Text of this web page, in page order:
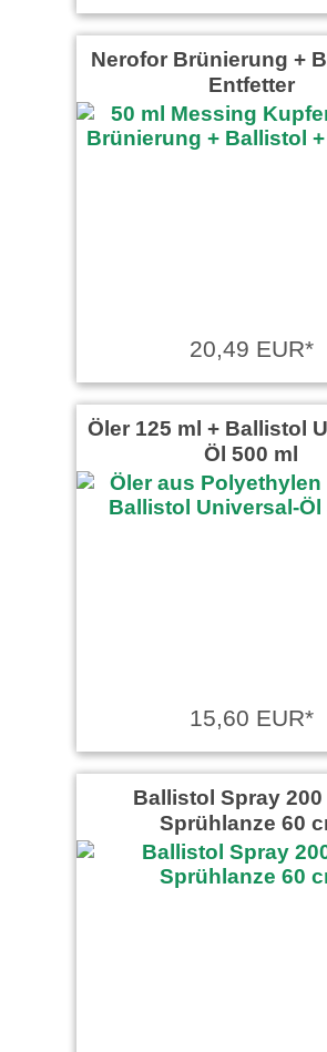
Nerofor Brünierung +
Entfetter
20,49 EUR*
Öler 125 ml + Ballistol
Öl 500 ml
15,60 EUR*
Ballistol Spray 200
Sprühlanze 60